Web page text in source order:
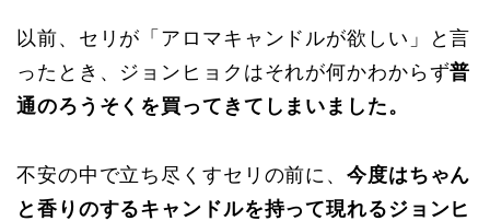
以前、セリが「アロマキャンドルが欲しい」と言
ったとき、ジョンヒョクはそれが何かわからず普
通のろうそくを買ってきてしまいました。
不安の中で立ち尽くすセリの前に、今度はちゃん
と香りのするキャンドルを持って現れるジョンヒ